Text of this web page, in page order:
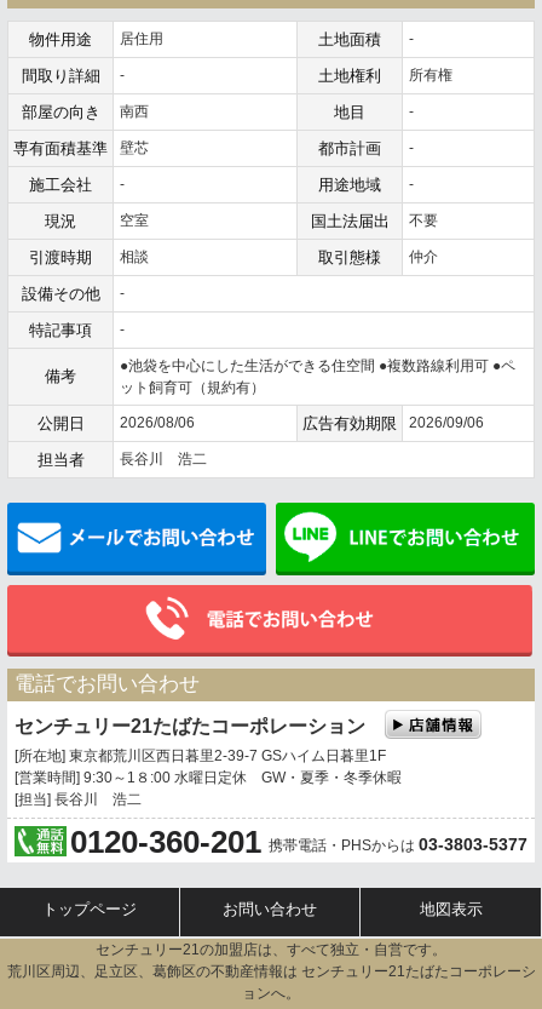
物件用途 居住用 土地面積 -
間取り詳細 - 土地権利 所有権
部屋の向き 南西 地目 -
専有面積基準 壁芯 都市計画 -
施工会社 - 用途地域 -
現況 空室 国土法届出 不要
引渡時期 相談 取引態様 仲介
設備その他 -
特記事項 -
備考
●池袋を中心にした生活ができる住空間 ●複数路線利用可 ●ペ
ット飼育可（規約有）
公開日 2026/08/06 広告有効期限 2026/09/06
担当者 長谷川 浩二
メールでお問い合わせ
電話でお問い合わせ
センチュリー21たばたコーポレーション
[所在地] 東京都荒川区西日暮里2-39-7 GSハイム日暮里1F
[営業時間] 9:30～1８:00 水曜日定休 GW・夏季・冬季休暇
[担当] 長谷川 浩二
0120-360-201 携帯電話・PHSからは 03-3803-5377
トップページ お問い合わせ 地図表示
センチュリー21の加盟店は、すべて独立・自営です。
荒川区周辺、足立区、葛飾区の不動産情報は センチュリー21たばたコーポレーシ
ョンへ。